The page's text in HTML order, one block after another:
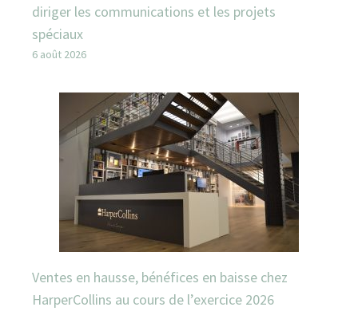
diriger les communications et les projets
spéciaux
6 août 2026
Ventes en hausse, bénéfices en baisse chez
HarperCollins au cours de l’exercice 2026